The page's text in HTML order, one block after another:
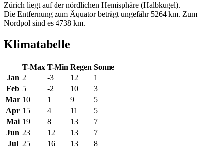
Zürich liegt auf der nördlichen Hemisphäre (Halbkugel).
Die Entfernung zum Äquator beträgt ungefähr 5264 km. Zum
Nordpol sind es 4738 km.
Klimatabelle
T-Max T-Min Regen Sonne
Jan 2 -3 12
1
Feb 5 -2 10
3
Mar 10 1 9
5
Apr 15 4 11
5
Mai 19 8 13
7
Jun 23 12 13
7
Jul 25 16 13
8